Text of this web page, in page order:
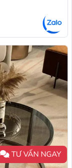
TƯ VẤN NGAY